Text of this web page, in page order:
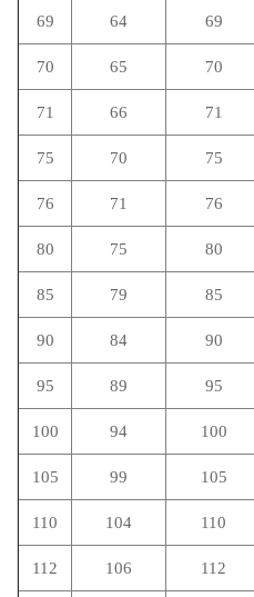
69 64 69
70 65 70
71 66 71
75 70 75
76 71 76
80 75 80
85 79 85
90 84 90
95 89 95
100 94 100
105 99 105
110 104 110
112 106 112